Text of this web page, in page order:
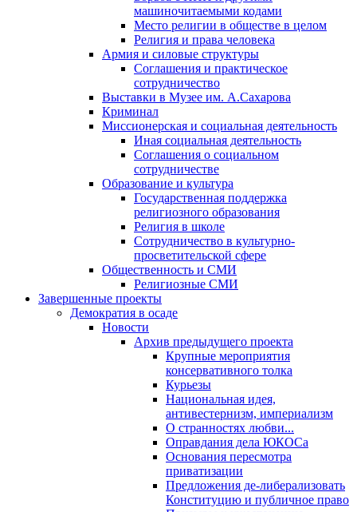
машиночитаемыми кодами
Место религии в обществе в целом
Религия и права человека
Армия и силовые структуры
Соглашения и практическое
сотрудничество
Выставки в Музее им. А.Сахарова
Криминал
Миссионерская и социальная деятельность
Иная социальная деятельность
Соглашения о социальном
сотрудничестве
Образование и культура
Государственная поддержка
религиозного образования
Религия в школе
Сотрудничество в культурно-
просветительской сфере
Общественность и СМИ
Религиозные СМИ
Завершенные проекты
Демократия в осаде
Новости
Архив предыдущего проекта
Крупные мероприятия
консервативного толка
Курьезы
Национальная идея,
антивестернизм, империализм
О странностях любви...
Оправдания дела ЮКОСа
Основания пересмотра
приватизации
Предложения де-либерализовать
Конституцию и публичное право